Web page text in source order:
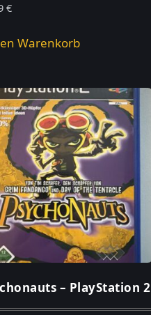
€
Warenkorb
– PlayStation 2